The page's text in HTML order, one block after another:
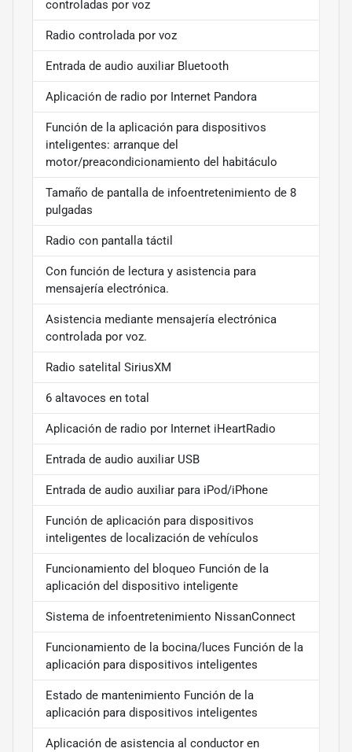
controladas por voz
Radio controlada por voz
Entrada de audio auxiliar Bluetooth
Aplicación de radio por Internet Pandora
Función de la aplicación para dispositivos
inteligentes: arranque del
motor/preacondicionamiento del habitáculo
Tamaño de pantalla de infoentretenimiento de 8
pulgadas
Radio con pantalla táctil
Con función de lectura y asistencia para
mensajería electrónica.
Asistencia mediante mensajería electrónica
controlada por voz.
Radio satelital SiriusXM
6 altavoces en total
Aplicación de radio por Internet iHeartRadio
Entrada de audio auxiliar USB
Entrada de audio auxiliar para iPod/iPhone
Función de aplicación para dispositivos
inteligentes de localización de vehículos
Funcionamiento del bloqueo Función de la
aplicación del dispositivo inteligente
Sistema de infoentretenimiento NissanConnect
Funcionamiento de la bocina/luces Función de la
aplicación para dispositivos inteligentes
Estado de mantenimiento Función de la
aplicación para dispositivos inteligentes
Aplicación de asistencia al conductor en